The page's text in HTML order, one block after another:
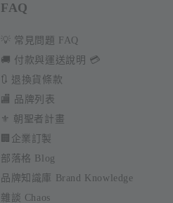
FAQ
💡 常見問題 FAQ
🚚 付款與運送說明 💳
🔃 退換貨條款
🏬 品牌列表
⚜️ 朝聖者計畫
🏢企業訂製
部落格 Blog
品牌知識庫 Brand Knowledge
雜談 Chaos